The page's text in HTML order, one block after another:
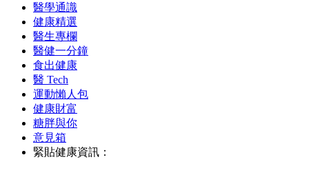
醫學通識
健康精選
醫生專欄
醫健一分鐘
食出健康
醫 Tech
運動懶人包
健康財富
糖胖與你
意見箱
緊貼健康資訊：